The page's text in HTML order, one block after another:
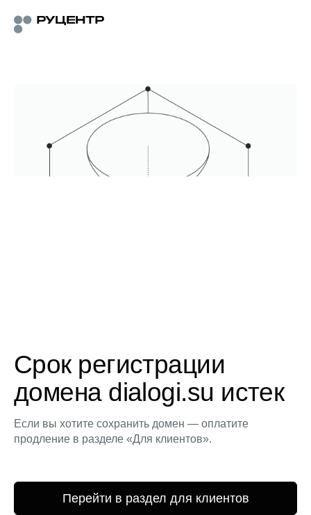
Срок регистрации
домена dialogi.su истек
Если вы хотите сохранить домен — оплатите
продление в разделе «Для клиентов».
Перейти в раздел для клиентов